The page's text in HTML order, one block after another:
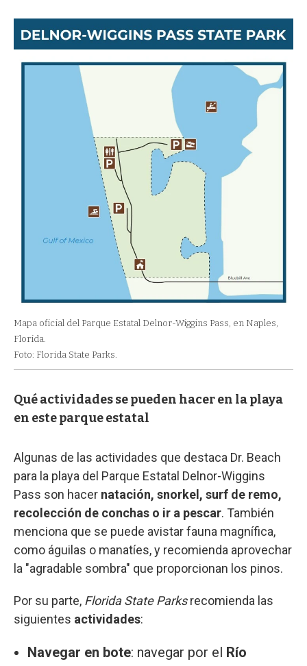
Mapa oficial del Parque Estatal Delnor-Wiggins Pass, en Naples,
Florida.
Foto: Florida State Parks.
Qué actividades se pueden hacer en la playa
en este parque estatal
Algunas de las actividades que destaca Dr. Beach
para la playa del Parque Estatal Delnor-Wiggins
Pass son hacer natación, snorkel, surf de remo,
recolección de conchas o ir a pescar. También
menciona que se puede avistar fauna magnífica,
como águilas o manatíes, y recomienda aprovechar
la "agradable sombra" que proporcionan los pinos.
Por su parte, Florida State Parksrecomienda las
siguientes actividades:
Navegar en bote: navegar por el Río